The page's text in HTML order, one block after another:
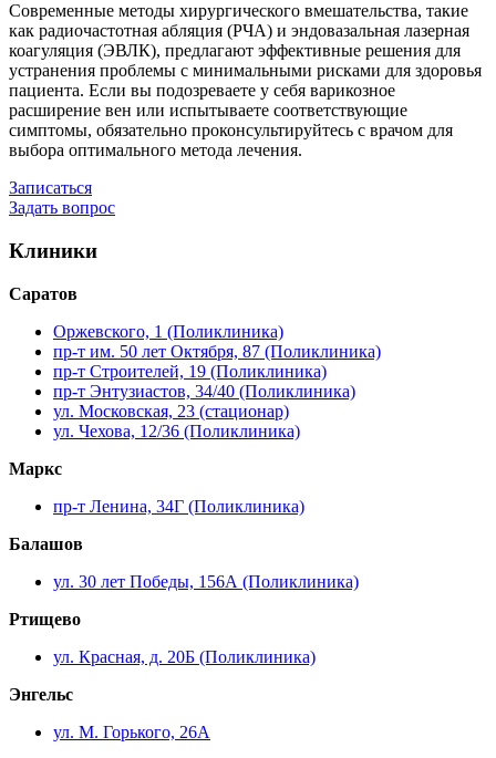
Современные методы хирургического вмешательства, такие
как радиочастотная абляция (РЧА) и эндовазальная лазерная
коагуляция (ЭВЛК), предлагают эффективные решения для
устранения проблемы с минимальными рисками для здоровья
пациента. Если вы подозреваете у себя варикозное
расширение вен или испытываете соответствующие
симптомы, обязательно проконсультируйтесь с врачом для
выбора оптимального метода лечения.
Записаться
Задать вопрос
Клиники
Саратов
Оржевского, 1 (Поликлиника)
пр-т им. 50 лет Октября, 87 (Поликлиника)
пр-т Строителей, 19 (Поликлиника)
пр-т Энтузиастов, 34/40 (Поликлиника)
ул. Московская, 23 (стационар)
ул. Чехова, 12/36 (Поликлиника)
Маркс
пр-т Ленина, 34Г (Поликлиника)
Балашов
ул. 30 лет Победы, 156А (Поликлиника)
Ртищево
ул. Красная, д. 20Б (Поликлиника)
Энгельс
ул. М. Горького, 26А